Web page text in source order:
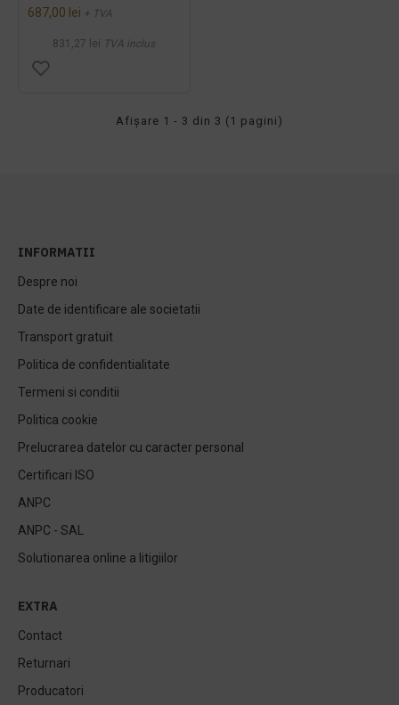
687,00 lei + TVA
831,27 lei TVA inclus
Afişare 1 - 3 din 3 (1 pagini)
INFORMATII
Despre noi
Date de identificare ale societatii
Transport gratuit
Politica de confidentialitate
Termeni si conditii
Politica cookie
Prelucrarea datelor cu caracter personal
Certificari ISO
ANPC
ANPC - SAL
Solutionarea online a litigiilor
EXTRA
Contact
Returnari
Producatori